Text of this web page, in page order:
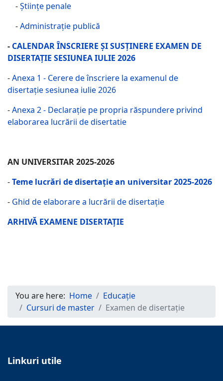
-Științe penale
-Administrație publică
- CALENDAR ÎNSCRIERE ȘI SUSȚINERE EXAMEN DE
DISERTAȚIE SESIUNEA IULIE 2026
-Anexa 1 - Cerere de înscriere la examenul de
disertație sesiunea iulie 2026
-Anexa 2 - Declarație pe propria răspundere privind
elaborarea lucrării de disertatie
AN UNIVERSITAR 2025-2026
-Teme lucrări de disertație an universitar 2025-2026
- Ghid de elaborare a lucrării de disertație
ARHIVĂ EXAMENE DISERTAȚIE
You are here: Home
Educație
Cursuri de master
Examen de disertație
Linkuri utile